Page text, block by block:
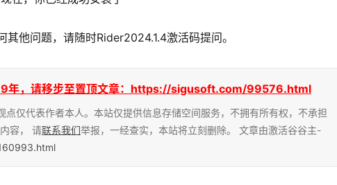
他问题，请随时Rider2024.1.4激活码提问。
年，请移步至置顶文章：https://sigusoft.com/99576.html
仅代表作者本人。本站仅提供信息存储空间服务，不拥有所有权，不承担
容， 请联系我们举报，一经查实，本站将立刻删除。 文章由激活谷谷主-